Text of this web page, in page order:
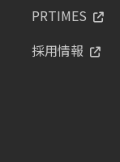
PRTIMES
採用情報